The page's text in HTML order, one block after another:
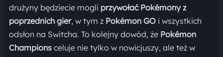
drużyny będziecie mogli przywołać Pokémony z
poprzednich gier, w tym z Pokémon GOi wszystkich
odsłon na Switcha. To kolejny dowód, że Pokémon
Championsceluje nie tylko w nowicjuszy, ale też w